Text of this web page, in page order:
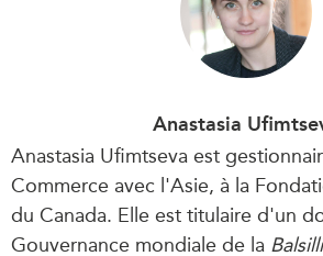
Anastasia
Anastasia Ufimtseva est
Commerce avec l'Asie, à la
du Canada. Elle est titulaire d'un
Gouvernance mondiale de la